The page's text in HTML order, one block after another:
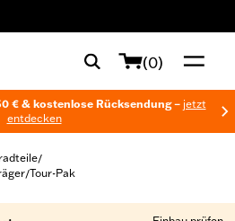
(0)
€ & kostenlose Rücksendung – jetzt
entdecken
/
/Tour-Pak